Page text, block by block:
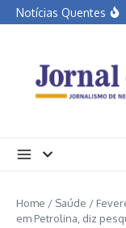
Ir para o conteúdo
Notícias Quentes
Home / Saúde /
em Petrolina, diz